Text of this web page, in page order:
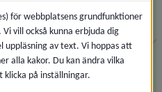
för webbplatsens grundfunktioner
vill också kunna erbjuda dig
av text. Vi hoppas att
alla kakor. Du kan ändra vilka
klicka på inställningar.